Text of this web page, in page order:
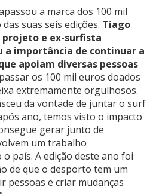
a marca dos 100 mil
suas seis edições. Tiago
projeto e ex-surfista
a importância de continuar a
apoiam diversas pessoas
os 100 mil euros doados
extremamente orgulhosos.
da vontade de juntar o surf
ano, temos visto o impacto
gerar junto de
um trabalho
país. A edição deste ano foi
de que o desporto tem um
pessoas e criar mudanças